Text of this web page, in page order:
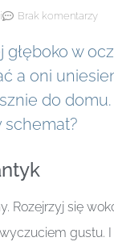
Brak komentarzy
w
a oni
do domu.
schemat?
Rozejrzyj się
gustu.